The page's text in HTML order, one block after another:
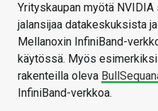
Yrityskaupan myötä
jalansijaa datakeskuksista
Mellanoxin InfiniBand-
käytössä. Myös
rakenteilla oleva
InfiniBand-verkkoa.